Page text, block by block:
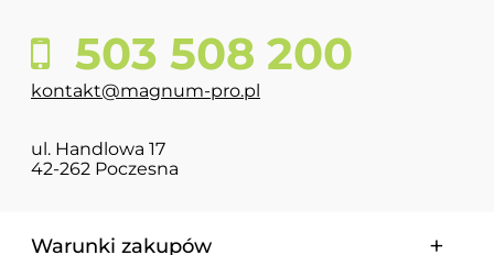
503 508 200
kontakt@magnum-pro.pl
ul. Handlowa 17
42-262 Poczesna
Warunki zakupów